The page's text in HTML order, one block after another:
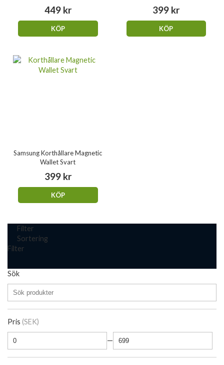
449 kr
KÖP
399 kr
KÖP
Samsung Korthållare Magnetic
Wallet Svart
399 kr
KÖP
Filter
Sortering
Filter
Sök
Pris (SEK)
—